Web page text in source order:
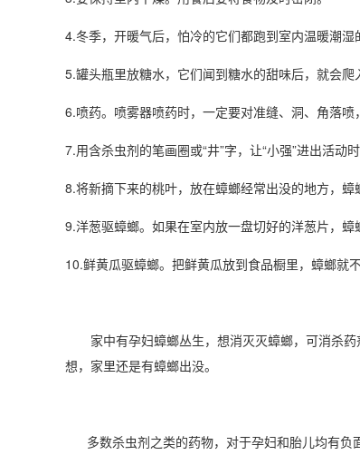
4.冬季，开暖气后，怕冷的它们都跑到室内温暖潮湿
5.罐头瓶里放糖水，它们闻到糖水的甜味后，就会爬入
6.喷药。喷雾器喷药时，一定要对准缝、洞、角落喷
7.用含杀虫剂的笔画圈或“井”字，让“小强”进出活动
8.将新摘下来的桃叶，放在蟑螂经常出没的地方，蟑
9.洋葱驱蟑螂。如果在室内放一盘切好的洋葱片，蟑
10.鲜黄瓜驱蟑螂。把鲜黄瓜放到食品橱里，蟑螂就
家中有孕妇蟑螂丛生，想消灭灭蟑螂，可消杀药
想，家里还是有蟑螂出没。
多数杀虫剂之类的药物，对于孕妇和胎儿均有负